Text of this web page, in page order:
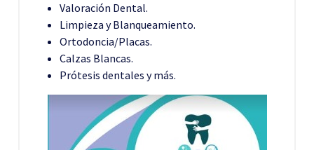
Valoración Dental.
Limpieza y Blanqueamiento.
Ortodoncia/Placas.
Calzas Blancas.
Prótesis dentales y más.